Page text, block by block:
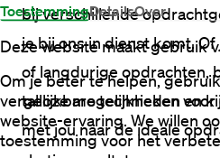
ToestemmingDetailsOver
Deze website maakt gebruik
Om je beter te helpen,
vergelijkbare technieken
website-ervaring. We willen
toestemming voor het
bij verschillende
je bij ons in dienst komt.
of langdurige opdrachten,
talloze mogelijkheden en
met jou naar de ideale